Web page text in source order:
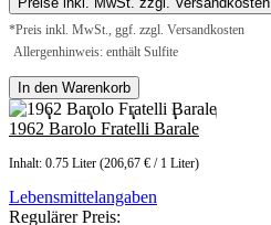
*Preis inkl. MwSt., ggf. zzgl. Versandkosten
Allergenhinweis: enthält Sulfite
In den Warenkorb
1962 Barolo Fratelli Barale
Inhalt: 0.75 Liter (206,67 € / 1 Liter)
Lebensmittelangaben
Regulärer Preis: